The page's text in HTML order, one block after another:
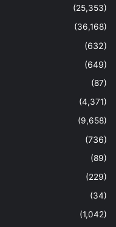
(25,353)
(36,168)
(632)
(649)
(87)
(4,371)
(9,658)
(736)
(89)
(229)
(34)
(1,042)